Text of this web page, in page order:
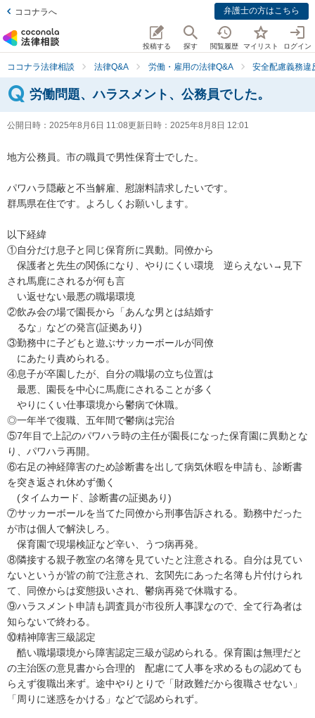
ココナラへ 弁護士の方はこちら
投稿する 探す 閲覧履歴 マイリスト ログイン
ココナラ法律相談 法律Q&A 労働・雇用の法律Q&A 安全配慮義務違
労働問題、ハラスメント、公務員でした。
公開日時： 2025年8月6日 11:08更新日時： 2025年8月8日 12:01
地方公務員。市の職員で男性保育士でした。
パワハラ隠蔽と不当解雇、慰謝料請求したいです。
群馬県在住です。よろしくお願いします。
以下経緯
①自分だけ息子と同じ保育所に異動。同僚から
保護者と先生の関係になり、やりにくい環境　逆らえない→見下
され馬鹿にされるが何も言
い返せない最悪の職場環境
②飲み会の場で園長から「あんな男とは結婚す
るな」などの発言(証拠あり)
③勤務中に子どもと遊ぶサッカーボールが同僚
にあたり責められる。
④息子が卒園したが、自分の職場の立ち位置は
最悪、園長を中心に馬鹿にされることが多く
やりにくい仕事環境から鬱病で休職。
◎一年半で復職、五年間で鬱病は完治
⑤7年目で上記のパワハラ時の主任が園長になった保育園に異動とな
り、パワハラ再開。
⑥右足の神経障害のため診断書を出して病気休暇を申請も、診断書
を突き返され休めず働く
(タイムカード、診断書の証拠あり)
⑦サッカーボールを当てた同僚から刑事告訴される。勤務中だった
が市は個人で解決しろ。
保育園で現場検証など辛い、うつ病再発。
⑧隣接する親子教室の名簿を見ていたと注意される。自分は見てい
ないというが皆の前で注意され、玄関先にあった名簿も片付けられ
て、同僚からは変態扱いされ、鬱病再発で休職する。
⑨ハラスメント申請も調査員が市役所人事課なので、全て行為者は
知らないで終わる。
⑩精神障害三級認定
酷い職場環境から障害認定三級が認められる。保育園は無理だと
の主治医の意見書から合理的　配慮にて人事を求めるもの認めても
らえず復職出来ず。途中やりとりで「財政難だから復職させない」
「周りに迷惑をかける」などで認められず。